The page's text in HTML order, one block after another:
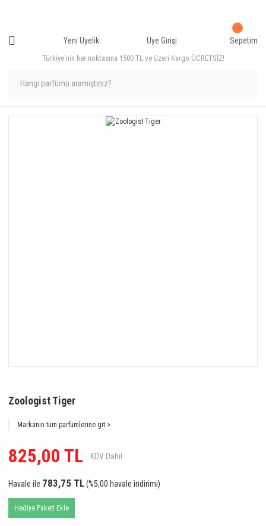
Türkiye'nin her noktasına 1500 TL ve üzeri Kargo ÜCRETSİZ!
Yeni Üyelik Üye Girişi Sepetim
Zoologist Tiger
Markanın tüm parfümlerine git >
825,00 TL KDV Dahil
Havale ile 783,75 TL(%5,00 havale indirimi)
Hediye Paketi Ekle